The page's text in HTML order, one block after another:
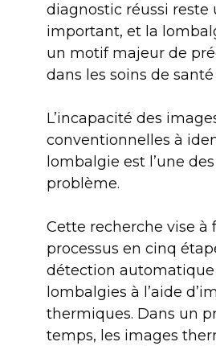
diagnostic réussi reste
important, et la
un motif majeur de
dans les soins de
L’incapacité des
conventionnelles à
lombalgie est l’une
problème.
Cette recherche vise à
processus en cinq
détection automatique
lombalgies à l’aide
thermiques. Dans un
temps, les images